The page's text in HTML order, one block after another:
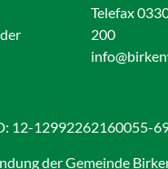
Telefax
200
12-12992262160055-
der Gemeinde